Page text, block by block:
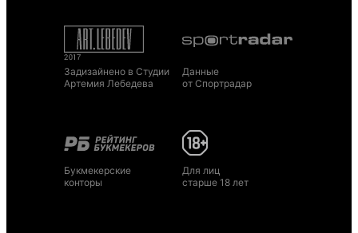
Задизайнено в Студии
Артемия Лебедева
Данные
от Спортрадар
Букмекерские
конторы
Для лиц
старше 18 лет